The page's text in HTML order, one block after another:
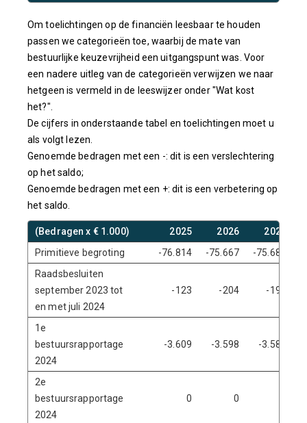
Om toelichtingen op de financiën leesbaar te houden
passen we categorieën toe, waarbij de mate van
bestuurlijke keuzevrijheid een uitgangspunt was. Voor
een nadere uitleg van de categorieën verwijzen we naar
hetgeen is vermeld in de leeswijzer onder "Wat kost
het?".
De cijfers in onderstaande tabel en toelichtingen moet u
als volgt lezen.
Genoemde bedragen met een -: dit is een verslechtering
op het saldo;
Genoemde bedragen met een +: dit is een verbetering op
het saldo.
(Bedragen x € 1.000) 2025 2026
2027
Primitieve begroting
-76.814 -75.667 -75.687
Raadsbesluiten
september 2023 tot
en met juli 2024
-123 -204 -197
1e
bestuursrapportage
2024
-3.609 -3.598 -3.585
2e
bestuursrapportage
2024
0 0